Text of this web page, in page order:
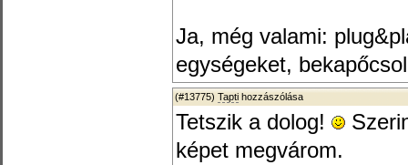
Ja, még valami:
egységeket,
(#13775) Tapti hozzászólása
Tetszik a dolog!
képet megvárom.